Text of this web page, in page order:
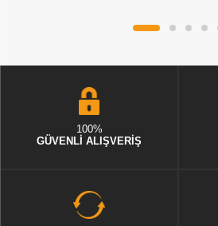
100%
GÜVENLİ ALIŞVERİŞ